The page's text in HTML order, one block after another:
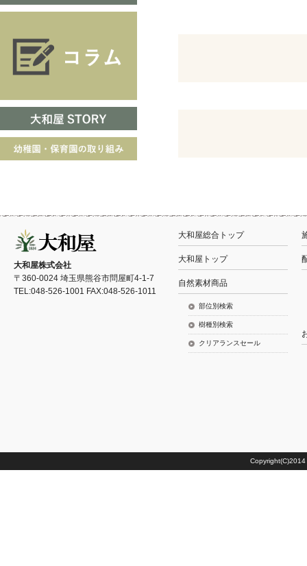
大和屋株式会社
〒360-0024 埼玉県熊谷市問屋町4-1-7
TEL:048-526-1001 FAX:048-526-1011
大和屋総合トップ
大和屋トップ
自然素材商品
部位別検索
樹種別検索
クリアランスセール